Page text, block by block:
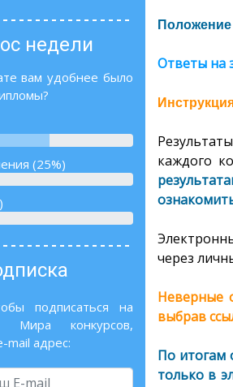
недели
вам удобнее было
(25%)
подписаться на
Мира конкурсов,
mail адрес:
Ответы на
каждого
через
Неверные
выбрав
По итогам
только в